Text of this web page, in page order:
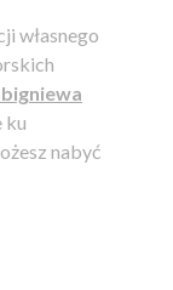
własnego
ku
nabyć